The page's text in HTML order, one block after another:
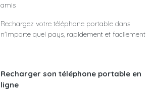
amis
Rechargez votre téléphone portable dans
n'importe quel pays, rapidement et facilement
Recharger son téléphone portable en
ligne